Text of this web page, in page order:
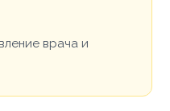
врача и